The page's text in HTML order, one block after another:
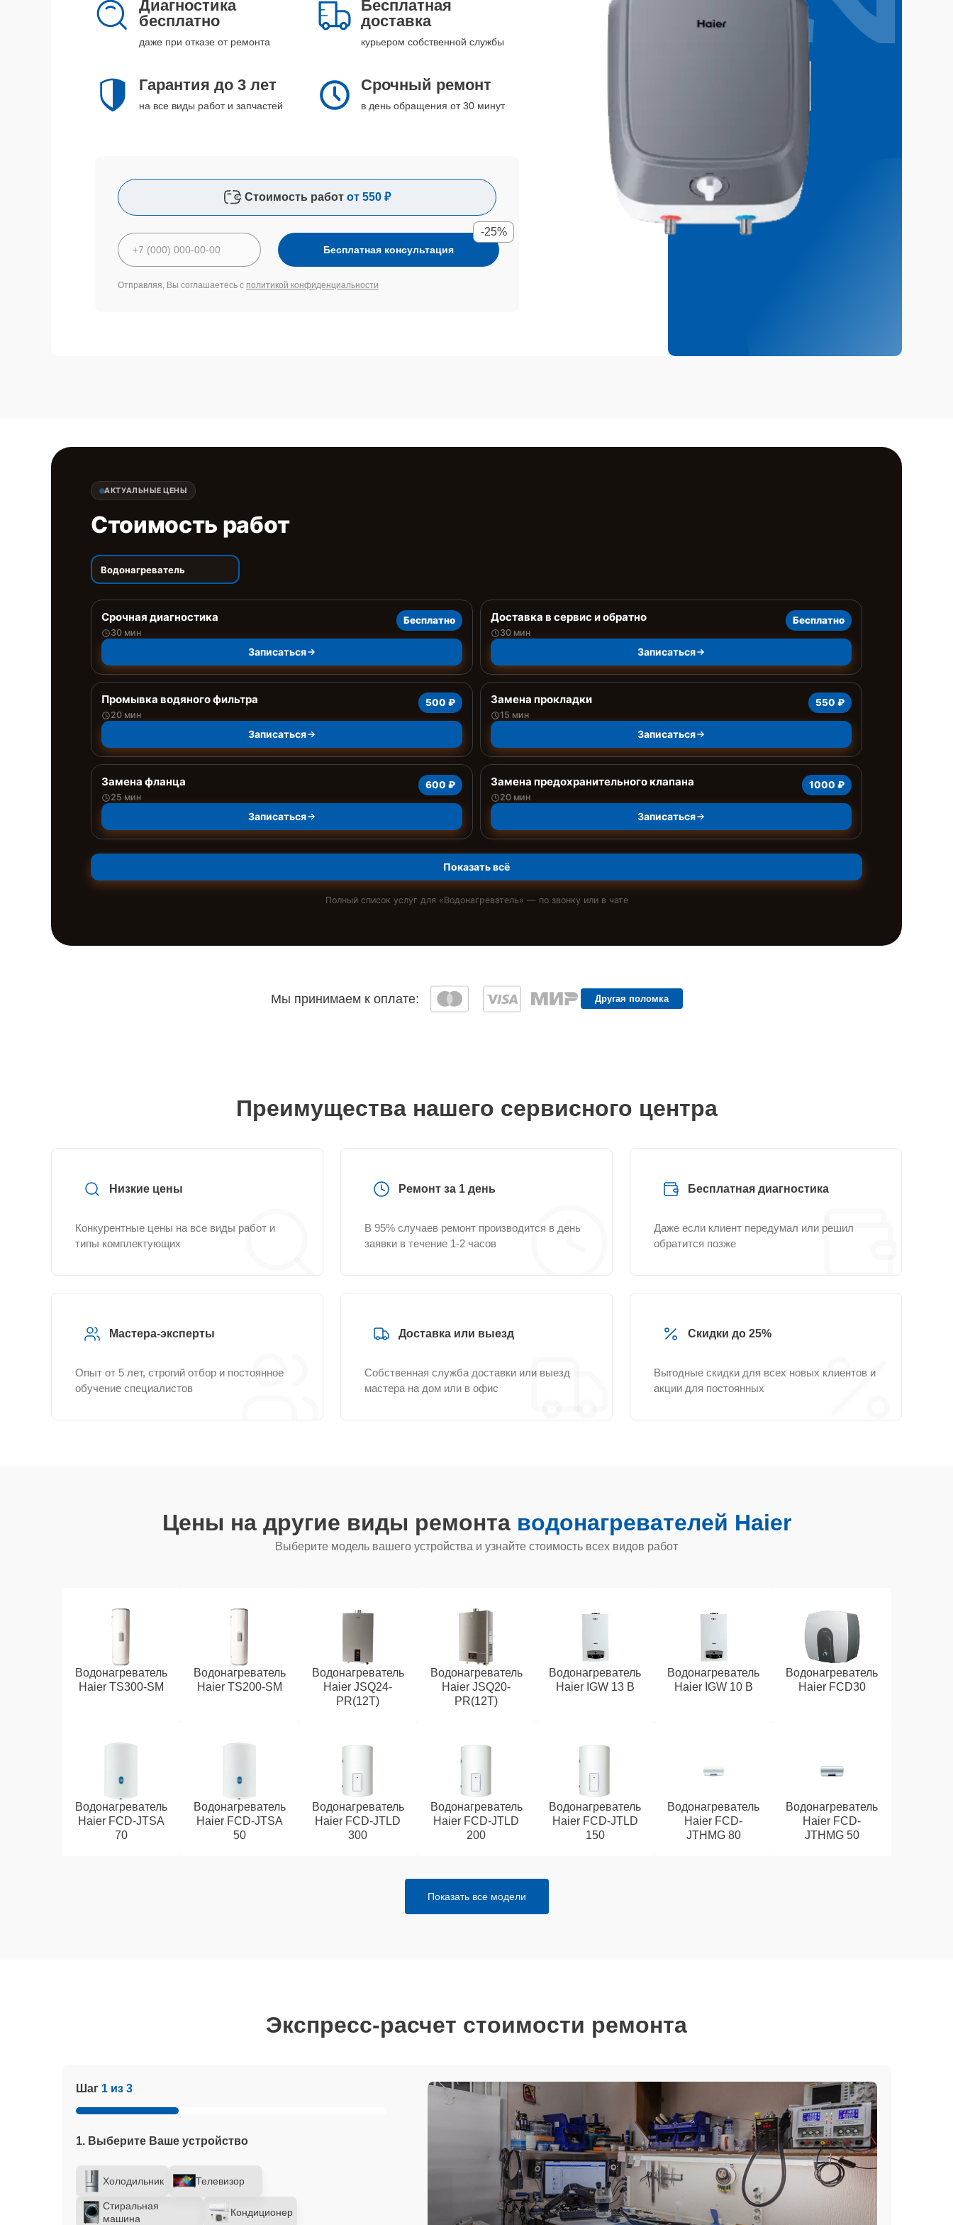
Диагностика
бесплатно
даже при отказе от ремонта
Бесплатная
доставка
курьером собственной службы
Гарантия до 3 лет
на все виды работ и запчастей
Срочный ремонт
в день обращения от 30 минут
Стоимость работ от 550 ₽
Бесплатная консультация
-25%
Отправляя, Вы соглашаетесь с политикой конфиденциальности
АКТУАЛЬНЫЕ ЦЕНЫ
Стоимость работ
Водонагреватель
Срочная диагностика
30 мин
Бесплатно
Записаться
Доставка в сервис и обратно
30 мин
Бесплатно
Записаться
Промывка водяного фильтра
20 мин
500 ₽
Записаться
Замена прокладки
15 мин
550 ₽
Записаться
Замена фланца
25 мин
600 ₽
Записаться
Замена предохранительного клапана
20 мин
1000 ₽
Записаться
Показать всё
Полный список услуг для «Водонагреватель» — по звонку или в чате
Мы принимаем к оплате: Другая поломка
Преимущества нашего сервисного центра
Низкие цены
Конкурентные цены на все виды работ и
типы комплектующих
Ремонт за 1 день
В 95% случаев ремонт производится в день
заявки в течение 1-2 часов
Бесплатная диагностика
Даже если клиент передумал или решил
обратится позже
Мастера-эксперты
Опыт от 5 лет, строгий отбор и постоянное
обучение специалистов
Доставка или выезд
Собственная служба доставки или выезд
мастера на дом или в офис
Скидки до 25%
Выгодные скидки для всех новых клиентов и
акции для постоянных
Цены на другие виды ремонта водонагревателей Haier
Выберите модель вашего устройства и узнайте стоимость всех видов работ
Водонагреватель
Haier TS300-SM
Водонагреватель
Haier TS200-SM
Водонагреватель
Haier JSQ24-
PR(12T)
Водонагреватель
Haier JSQ20-
PR(12T)
Водонагреватель
Haier IGW 13 B
Водонагреватель
Haier IGW 10 B
Водонагреватель
Haier FCD30
Водонагреватель
Haier FCD-JTSA
70
Водонагреватель
Haier FCD-JTSA
50
Водонагреватель
Haier FCD-JTLD
300
Водонагреватель
Haier FCD-JTLD
200
Водонагреватель
Haier FCD-JTLD
150
Водонагреватель
Haier FCD-
JTHMG 80
Водонагреватель
Haier FCD-
JTHMG 50
Показать все модели
Экспресс-расчет стоимости ремонта
Шаг 1 из 3
1. Выберите Ваше устройство
Холодильник Телевизор
Стиральная
машина
Кондиционер